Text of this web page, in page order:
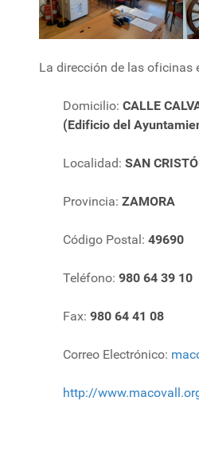
La dirección de las oficinas
Domicilio: CALLE
(Edificio del
Localidad: SAN
Provincia: ZAMORA
Código Postal: 49690
Teléfono: 980 64 39 10
Fax: 980 64 41 08
Correo Electrónico:
http://